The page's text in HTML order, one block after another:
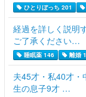
ひとりぼっち 201
経過を詳しく説明
ご了承ください…
睡眠薬 146 離婚
夫45才・私40才
生の息子9才 …